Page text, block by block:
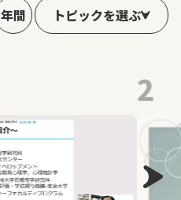
年間 トピックを選ぶ
2